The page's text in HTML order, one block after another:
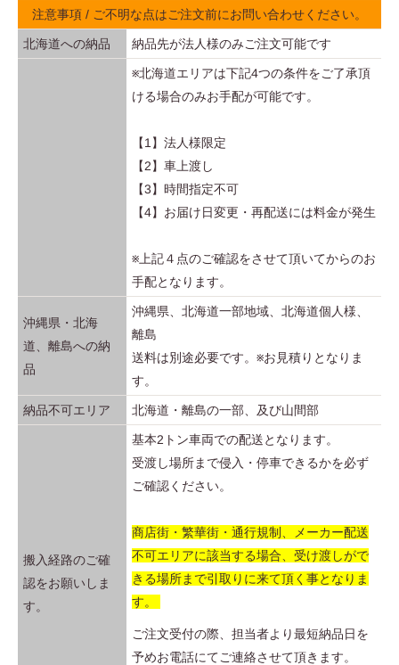
等を使用し、水平な場所に設置してください。
水平が保たれない状態で設置すると、製品のゆがみ、扉な
ど可動部の操作不良、施錠の不備などの支障をきたすこと
当カタログの掲載商品は全て屋内用になります。屋外での
使用は故障やサビの原因になります。
直射日光や熱が当たる場所、湿気、乾燥の著しい場所には
直接水のかかる場所や水気の多い場所ではサビが発生する
恐れがあります。
■
扉や引出しの内側に手を添えたまま操作をしないでくださ
はさまれてケガをすることがあります。
■
本体、棚板、引出しの上に乗らないでください。
壊れたり、転倒したりして重大なケガをすることがありま
上段の扉や引出しを開いたまま着替えや作業をしないでく
立ち上がった際に上段の扉や引出しでケガをすることがあ
ります。
■
製品を積み重ねる場合は上下連結を行ってください。
ないと転倒しケガをすることがあります。
『グリーン購入法適合商品』の記載がある商品は、オフィス家
具等に関する特定調達品目及びその判断基準に基づいて製品表
主に、オフィス家具等の品収白納用什器（棚以外）に該当致し
品目 ・いす・机 ・棚・収納用什器（棚以外）
製品の主要材料ごとに下記判断を満たすこと。
表1 に示された区分の製品にあっては、次のア、イ及びウの要
件を、それ以外の場合にあっては、イ及びウの要件を満たすこ
と。
ア 区分ごとの基準を上回らないこと
単一素材分解可能率が90% 以上であること。
単素材分解可能率は次式の算定方法による。
単一素材分解可能率（%） ＝単一素材まで分解可能な部分
／製数品部品数×100
表2の評価項目ごとに評価基準に示された環境配慮設計が
■ 表1
大部分の材料が金属類である棚又は収納用什器（収納庫）の棚板
にかかる機能重量の基準
注意事項 / ご不明な点はご注文前にお問い合わせください。
北海道への納品 納品先が法人様のみご注文可能です
※北海道エリアは下記4つの条件をご了承頂
ける場合のみお手配が可能です。
【1】法人様限定
【2】車上渡し
【3】時間指定不可
【4】お届け日変更・再配送には料金が発生
※上記４点のご確認をさせて頂いてからのお
手配となります。
沖縄県・北海
道、離島への納
品
沖縄県、北海道一部地域、北海道個人様、
離島
送料は別途必要です。※お見積りとなりま
す。
納品不可エリア 北海道・離島の一部、及び山間部
搬入経路のご確
認をお願いしま
す。
基本2トン車両での配送となります。
受渡し場所まで侵入・停車できるかを必ず
ご確認ください。
商店街・繁華街・通行規制、メーカー配送
不可エリアに該当する場合、受け渡しがで
きる場所まで引取りに来て頂く事となりま
す。
ご注文受付の際、担当者より最短納品日を
予めお電話にてご連絡させて頂きます。